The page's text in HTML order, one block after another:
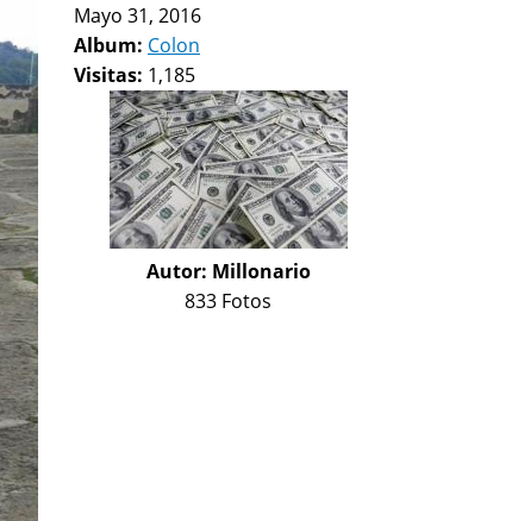
Mayo 31, 2016
Album: Colon
Visitas: 1,185
Autor: Millonario
833 Fotos